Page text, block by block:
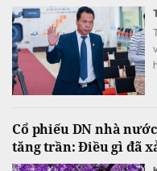
Cổ phiếu DN nhà
tăng trần: Điều gì đã